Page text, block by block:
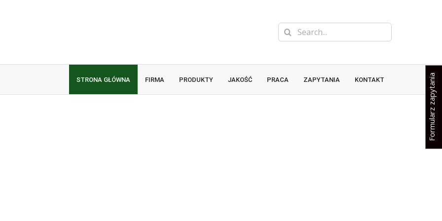
Search
for:
STRONA GŁÓWNA FIRMA PRODUKTY JAKOŚĆ PRACA ZAPYTANIA KONTAKT Formularz zapytania